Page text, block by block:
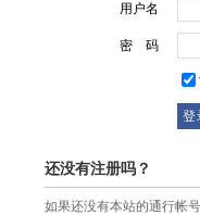
用户名
密 码
还没有注册吗？
如果还没有本站的通行帐